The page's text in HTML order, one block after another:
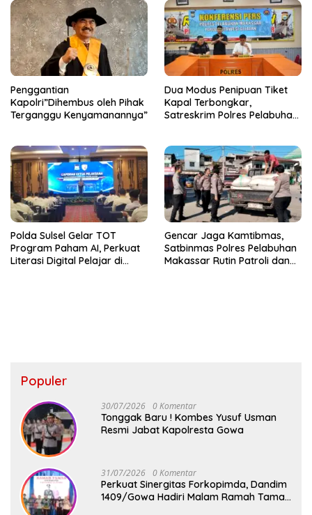
Penggantian
Kapolri”Dihembus oleh Pihak
Terganggu Kenyamanannya”
Dua Modus Penipuan Tiket
Kapal Terbongkar,
Satreskrim Polres Pelabuhan
Polda Sulsel Gelar TOT
Program Paham AI, Perkuat
Literasi Digital Pelajar di
Gencar Jaga Kamtibmas,
Satbinmas Polres Pelabuhan
Makassar Rutin Patroli dan
Populer
30/07/2026 0 Komentar
Tonggak Baru ! Kombes Yusuf Usman
Resmi Jabat Kapolresta Gowa
31/07/2026 0 Komentar
Perkuat Sinergitas Forkopimda, Dandim
1409/Gowa Hadiri Malam Ramah Tamah